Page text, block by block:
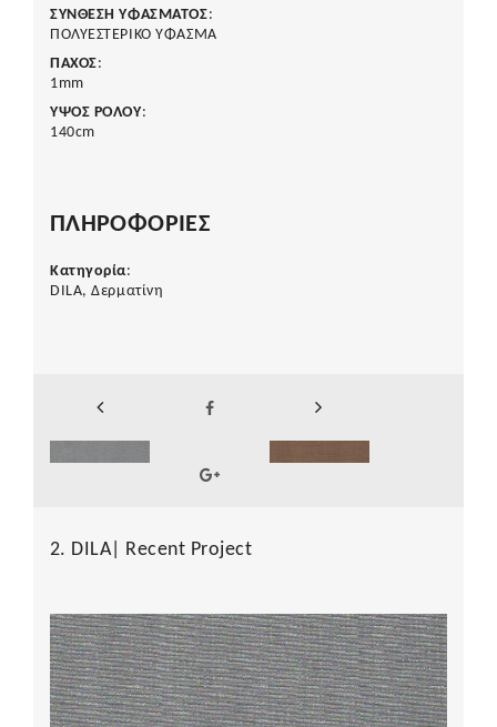
ΣΥΝΘΕΣΗ ΥΦΑΣΜΑΤΟΣ:
ΠΟΛΥΕΣΤΕΡΙΚΟ ΥΦΑΣΜΑ
ΠΑΧΟΣ:
1mm
ΥΨΟΣ ΡΟΛΟΥ:
140cm
ΠΛΗΡΟΦΟΡΙΕΣ
Κατηγορία:
DILA, Δερματίνη
2. DILA| Recent Project